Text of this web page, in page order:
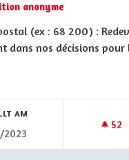
anonyme
(ex : 68 200) :
dans nos décisions
AM
2023
52